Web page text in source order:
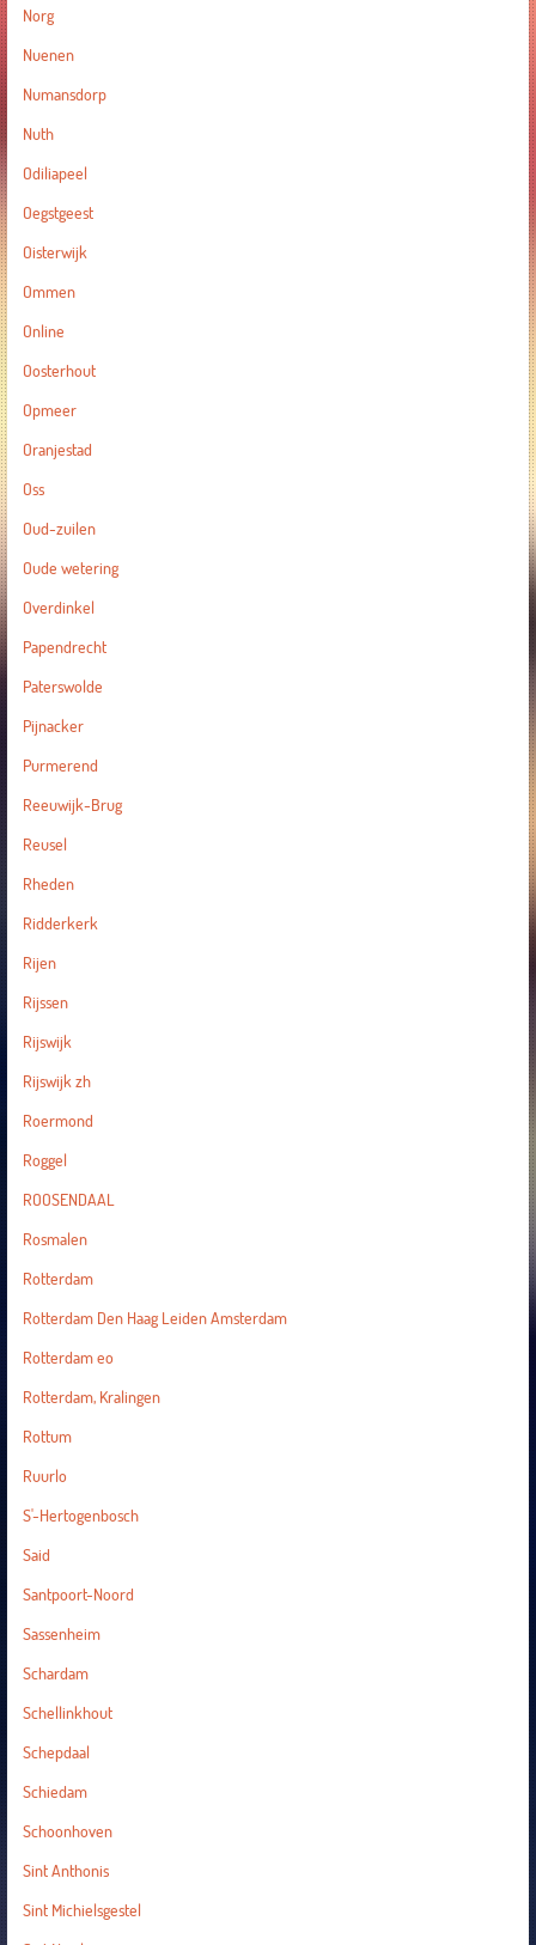
Norg
Nuenen
Numansdorp
Nuth
Odiliapeel
Oegstgeest
Oisterwijk
Ommen
Online
Oosterhout
Opmeer
Oranjestad
Oss
Oud-zuilen
Oude wetering
Overdinkel
Papendrecht
Paterswolde
Pijnacker
Purmerend
Reeuwijk-Brug
Reusel
Rheden
Ridderkerk
Rijen
Rijssen
Rijswijk
Rijswijk zh
Roermond
Roggel
ROOSENDAAL
Rosmalen
Rotterdam
Rotterdam Den Haag Leiden Amsterdam
Rotterdam eo
Rotterdam, Kralingen
Rottum
Ruurlo
S'-Hertogenbosch
Said
Santpoort-Noord
Sassenheim
Schardam
Schellinkhout
Schepdaal
Schiedam
Schoonhoven
Sint Anthonis
Sint Michielsgestel